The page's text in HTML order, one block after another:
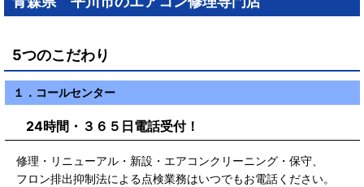
5つのこだわり
１．コールセンター
24時間・３６５日電話受付！
修理・リニューアル・新設・エアコンクリーニング・保守、
フロン排出抑制法による点検業務はいつでもお電話ください。